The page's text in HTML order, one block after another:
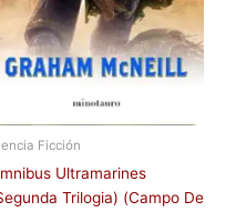
Ficción
Ultramarines
Trilogia) (Campo De